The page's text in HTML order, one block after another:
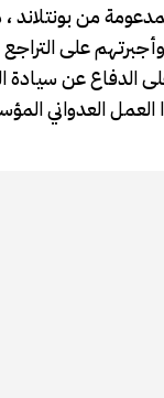
من
على
عن سيادة
العمل العدواني